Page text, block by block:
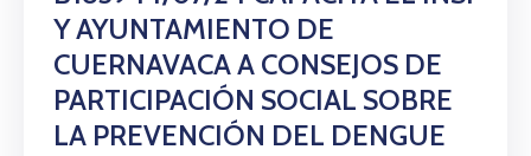
Y AYUNTAMIENTO DE
CUERNAVACA A CONSEJOS DE
PARTICIPACIÓN SOCIAL SOBRE
LA PREVENCIÓN DEL DENGUE